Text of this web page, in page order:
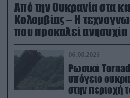
Από την Ουκρανία στα
Κολομβίας – Η
που προκαλεί ανησυχία
06.08.2026
Ρωσικά
υπόγειο
στην περιοχή